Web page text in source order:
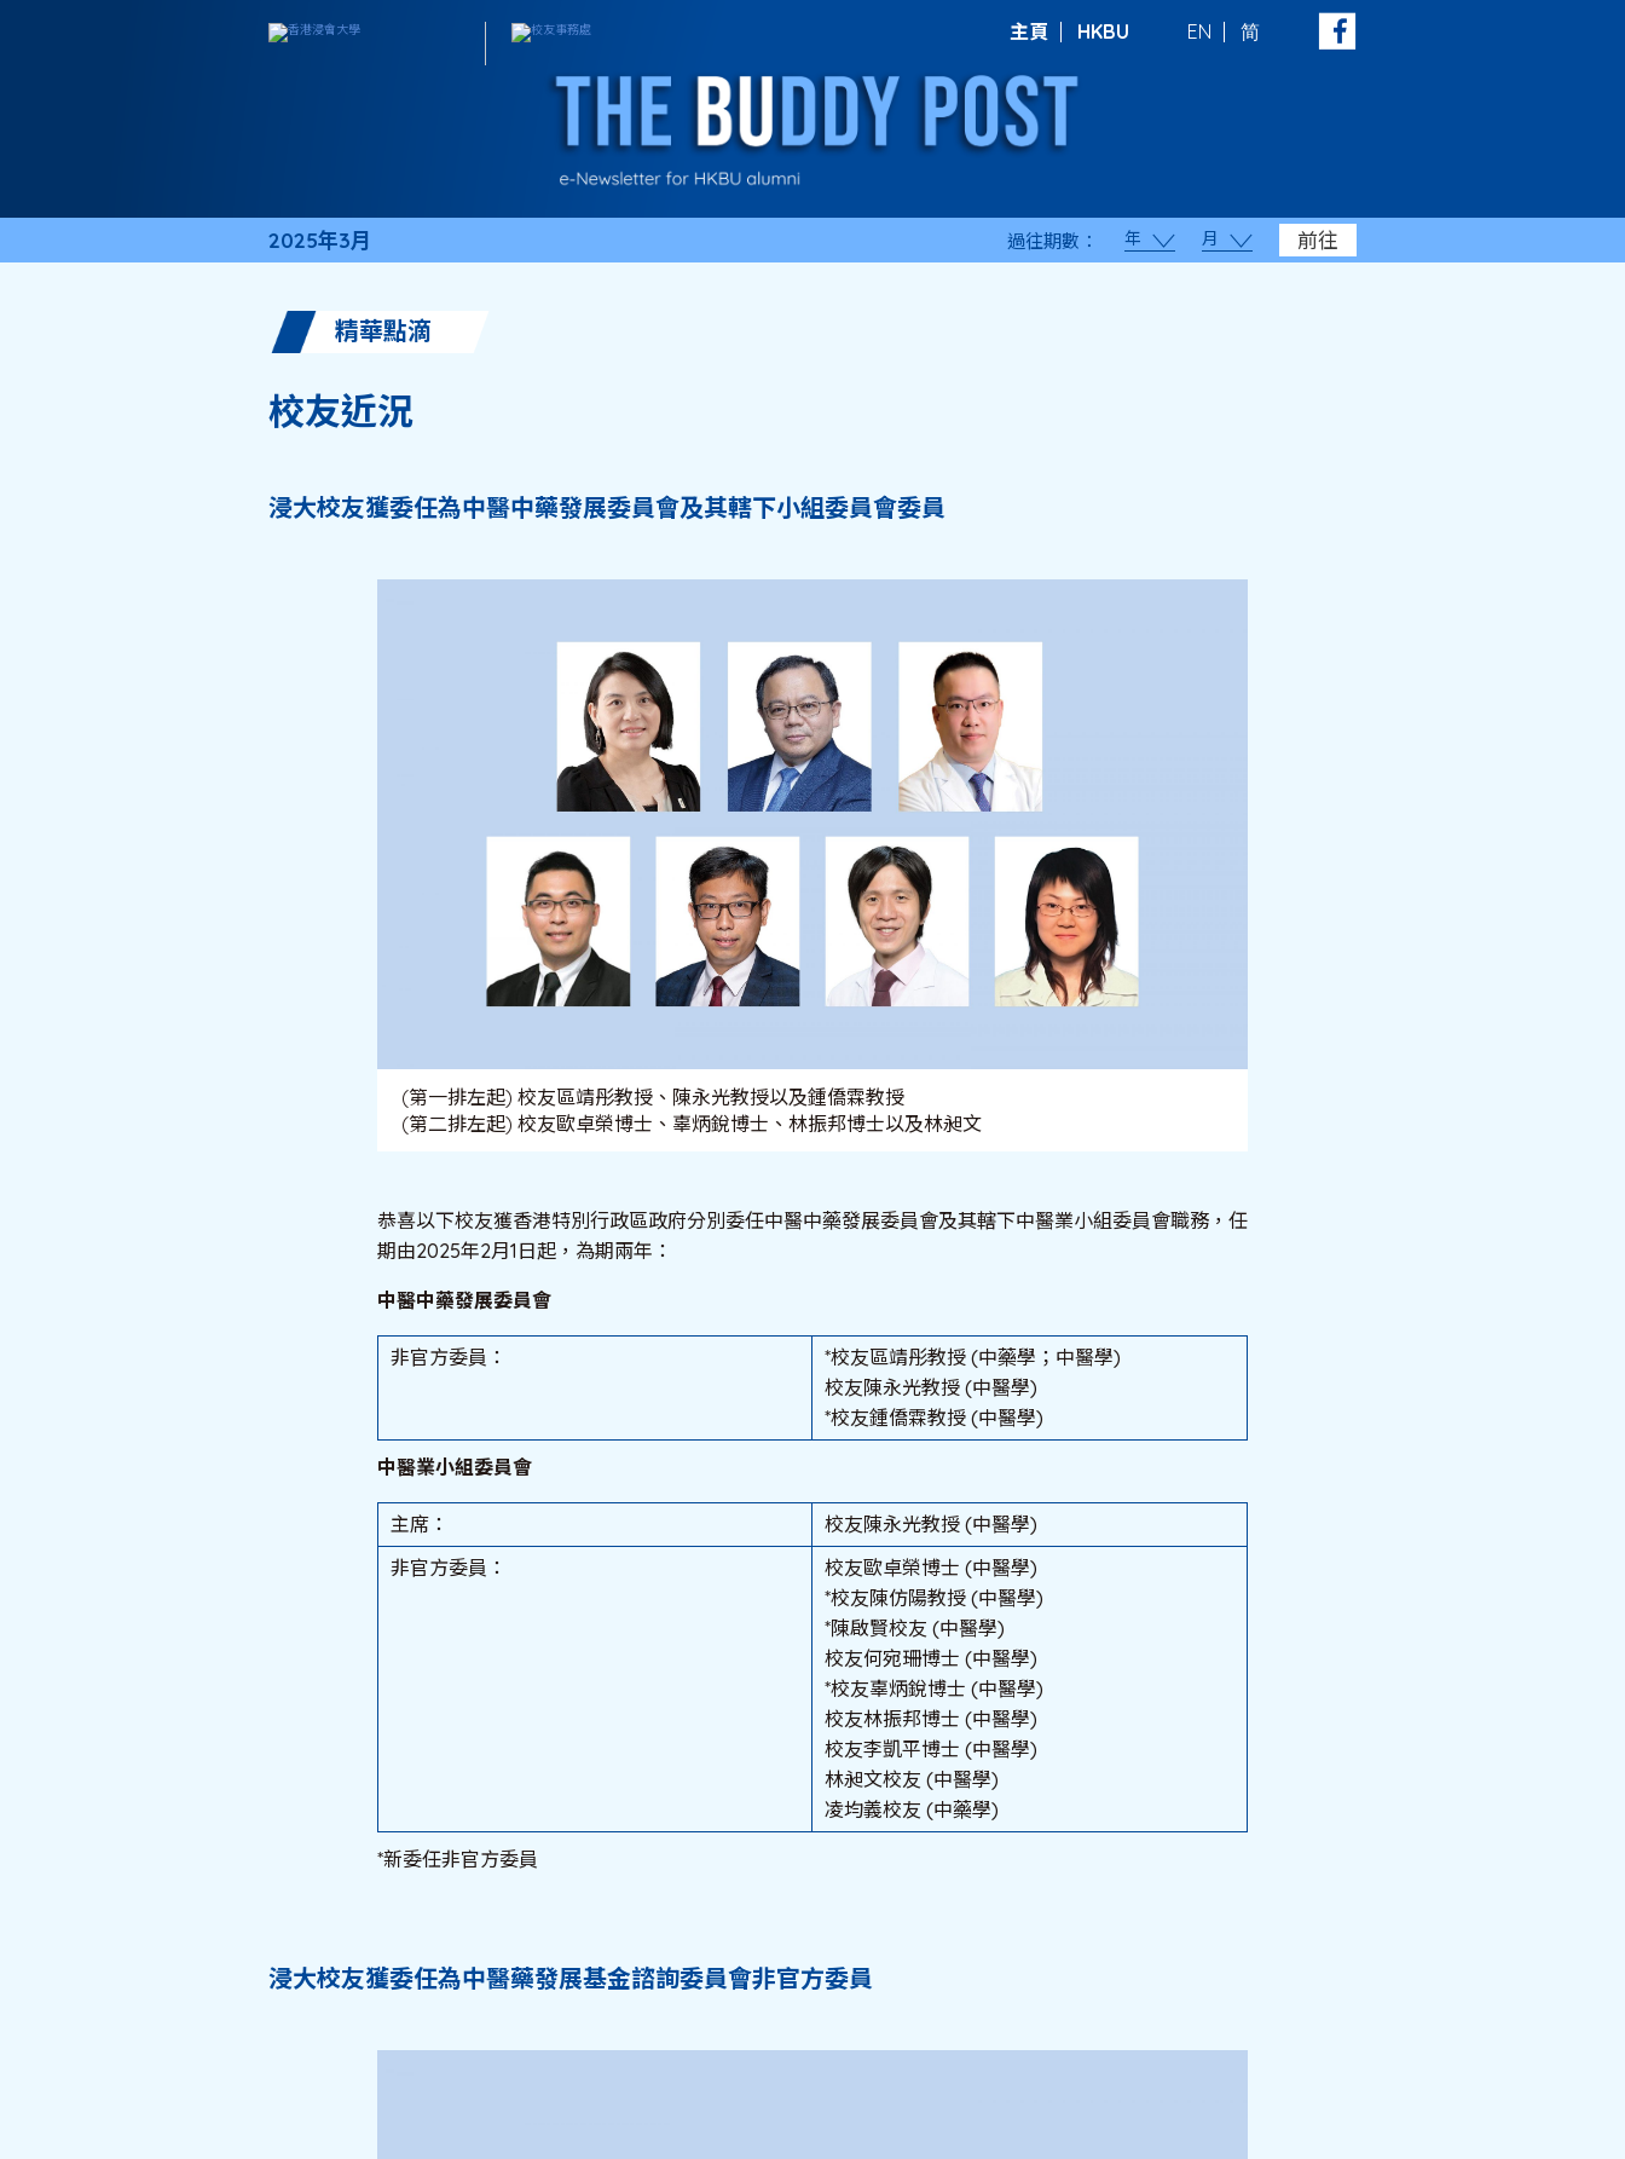
主頁 HKBU EN 简
2025年3月 過往期數： 年 月 前往
精華點滴
校友近況
浸大校友獲委任為中醫中藥發展委員會及其轄下小組委員會委員
(第一排左起) 校友區靖彤教授、陳永光教授以及鍾僑霖教授
(第二排左起) 校友歐卓榮博士、辜炳銳博士、林振邦博士以及林昶文
恭喜以下校友獲香港特別行政區政府分別委任中醫中藥發展委員會及其轄下中醫業小組委員會職務，任
期由2025年2月1日起，為期兩年：
中醫中藥發展委員會
非官方委員：
*校友區靖彤教授 (中藥學；中醫學)
校友陳永光教授 (中醫學)
*校友鍾僑霖教授 (中醫學)
中醫業小組委員會
主席：
校友陳永光教授 (中醫學)
非官方委員：
校友歐卓榮博士 (中醫學)
*校友陳仿陽教授 (中醫學)
*陳啟賢校友 (中醫學)
校友何宛珊博士 (中醫學)
*校友辜炳銳博士 (中醫學)
校友林振邦博士 (中醫學)
校友李凱平博士 (中醫學)
林昶文校友 (中醫學)
凌均義校友 (中藥學)
*新委任非官方委員
浸大校友獲委任為中醫藥發展基金諮詢委員會非官方委員